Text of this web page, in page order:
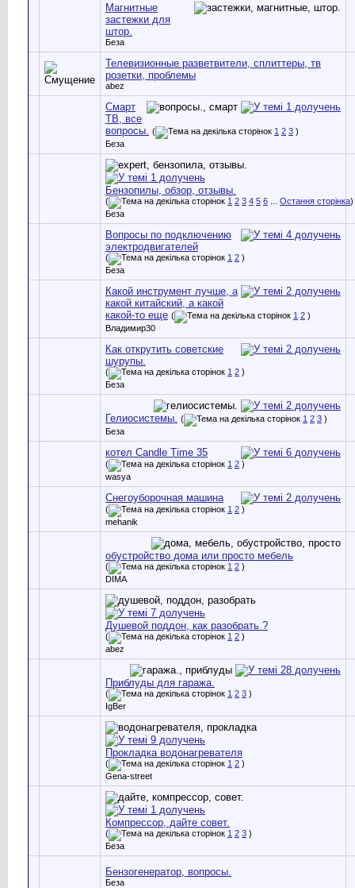
Магнитные
застежки для
штор.
Беза
Телевизионные разветвители, сплиттеры, тв
розетки, проблемы
abez
Смарт
ТВ, все
вопросы.
( 1 2 3 )
Беза
Бензопилы, обзор, отзывы.
( 1 2 3 4 5 6 Остання сторінка)
Беза
Вопросы по подключению
электродвигателей
( 1 2 )
Беза
Какой инструмент лучше, а
какой китайский, а какой
какой-то еще ( 1 2 )
Владимир30
Как открутить советские
шурупы.
( 1 2 )
Беза
Гелиосистемы. ( 1 2 3 )
Беза
котел Candle Time 35
( 1 2 )
wasya
Снегоуборочная машина
( 1 2 )
mehanik
обустройство дома или просто мебель
( 1 2 )
DIMA
Душевой поддон, как разобрать ?
( 1 2 )
abez
Приблуды для гаража.
( 1 2 3 )
IgBer
Прокладка водонагревателя
( 1 2 )
Gena-street
Компрессор, дайте совет.
( 1 2 3 )
Беза
Бензогенератор, вопросы.
Беза